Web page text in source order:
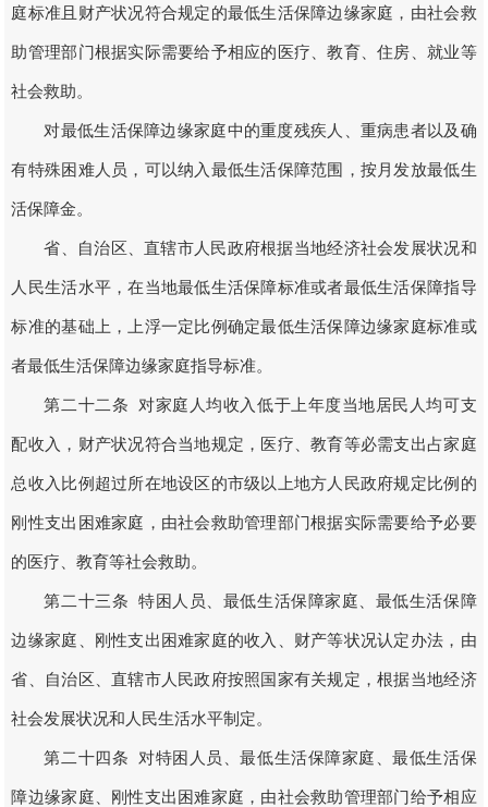
庭标准且财产状况符合规定的最低生活保障边缘家庭，由社会救
助管理部门根据实际需要给予相应的医疗、教育、住房、就业等
社会救助。
对最低生活保障边缘家庭中的重度残疾人、重病患者以及确
有特殊困难人员，可以纳入最低生活保障范围，按月发放最低生
活保障金。
省、自治区、直辖市人民政府根据当地经济社会发展状况和
人民生活水平，在当地最低生活保障标准或者最低生活保障指导
标准的基础上，上浮一定比例确定最低生活保障边缘家庭标准或
者最低生活保障边缘家庭指导标准。
第二十二条 对家庭人均收入低于上年度当地居民人均可支
配收入，财产状况符合当地规定，医疗、教育等必需支出占家庭
总收入比例超过所在地设区的市级以上地方人民政府规定比例的
刚性支出困难家庭，由社会救助管理部门根据实际需要给予必要
的医疗、教育等社会救助。
第二十三条 特困人员、最低生活保障家庭、最低生活保障
边缘家庭、刚性支出困难家庭的收入、财产等状况认定办法，由
省、自治区、直辖市人民政府按照国家有关规定，根据当地经济
社会发展状况和人民生活水平制定。
第二十四条 对特困人员、最低生活保障家庭、最低生活保
障边缘家庭、刚性支出困难家庭，由社会救助管理部门给予相应